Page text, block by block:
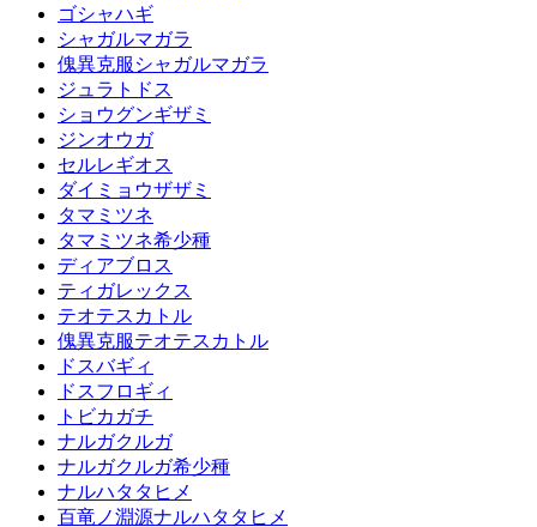
ゴシャハギ
シャガルマガラ
傀異克服シャガルマガラ
ジュラトドス
ショウグンギザミ
ジンオウガ
セルレギオス
ダイミョウザザミ
タマミツネ
タマミツネ希少種
ディアブロス
ティガレックス
テオテスカトル
傀異克服テオテスカトル
ドスバギィ
ドスフロギィ
トビカガチ
ナルガクルガ
ナルガクルガ希少種
ナルハタタヒメ
百竜ノ淵源ナルハタタヒメ